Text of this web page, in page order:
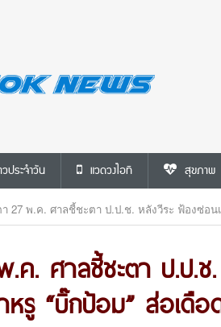
ประจำวัน แวดวงไอที สุขภาพ
า 27 พ.ค. ศาลชี้ชะตา ป.ป.ช. หลังวีระ ฟ้องซ่อน
ค. ศาลชี้ชะตา ป.ป.
หรู “บิ๊กป้อม” ส่อเดือ